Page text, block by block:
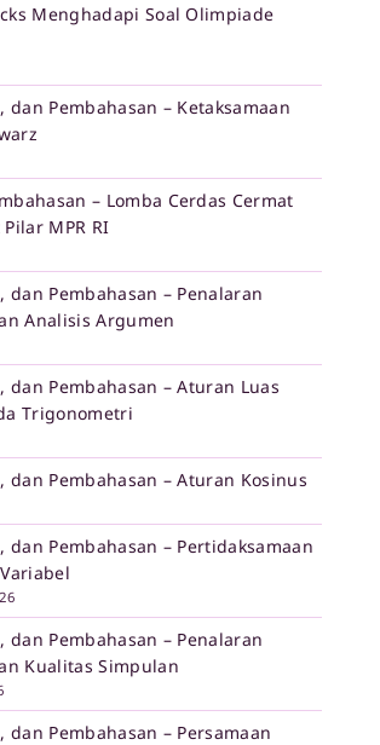
Menghadapi Soal Olimpiade
dan Pembahasan – Ketaksamaan
– Lomba Cerdas Cermat
Pilar MPR RI
dan Pembahasan – Penalaran
Analisis Argumen
dan Pembahasan – Aturan Luas
Trigonometri
dan Pembahasan – Aturan Kosinus
dan Pembahasan – Pertidaksamaan
dan Pembahasan – Penalaran
Kualitas Simpulan
dan Pembahasan – Persamaan